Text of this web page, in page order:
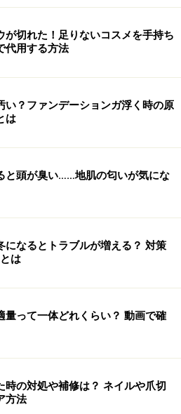
から、テスターなどでチェック
入しましょう。
ェック
イプに分類されます。
と、かなり赤くなる（敏感肌の
すぐに黒くなる。（比較的肌
き日焼け止めが事なりますの
イプを知ることからスタート。
をチェックして下さい。
があなたの肌タイプです。
策を
が切れた！足りないコスメを手持ち
代用する方法
い？ファンデーションガ浮く時の原
は
と頭が臭い……地肌の匂いが気にな
になるとトラブルが増える？ 対策
は
量って一体どれくらい？ 動画で確
時の対処や補修は？ ネイルや爪切
方法